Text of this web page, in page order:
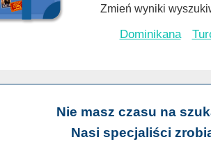
Zmień wyniki
Dominikana
Nie masz czasu na
Nasi specjaliści